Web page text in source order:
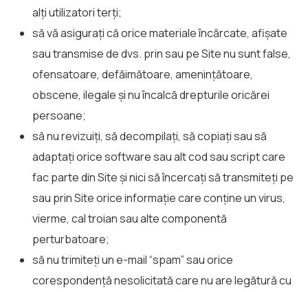
alți utilizatori terți;
să vă asigurați că orice materiale încărcate, afișate
sau transmise de dvs. prin sau pe Site nu sunt false,
ofensatoare, defăimătoare, amenințătoare,
obscene, ilegale și nu încalcă drepturile oricărei
persoane;
să nu revizuiți, să decompilați, să copiați sau să
adaptați orice software sau alt cod sau script care
fac parte din Site și nici să încercați să transmiteți pe
sau prin Site orice informație care conține un virus,
vierme, cal troian sau alte componentă
perturbatoare;
să nu trimiteți un e-mail “spam” sau orice
corespondență nesolicitată care nu are legătură cu